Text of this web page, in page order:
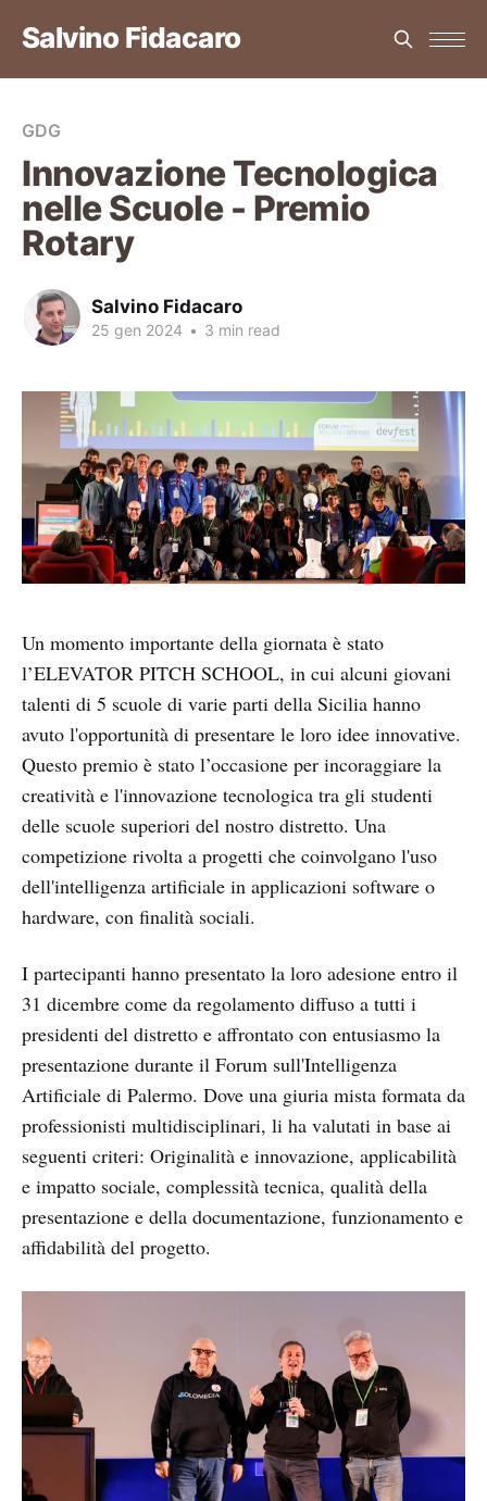
Salvino Fidacaro
GDG
Innovazione Tecnologica
nelle Scuole - Premio
Rotary
Salvino Fidacaro
25 gen 2024 • 3 min read
Un momento importante della giornata è stato
l’ELEVATOR PITCH SCHOOL, in cui alcuni giovani
talenti di 5 scuole di varie parti della Sicilia hanno
avuto l'opportunità di presentare le loro idee innovative.
Questo premio è stato l’occasione per incoraggiare la
creatività e l'innovazione tecnologica tra gli studenti
delle scuole superiori del nostro distretto. Una
competizione rivolta a progetti che coinvolgano l'uso
dell'intelligenza artificiale in applicazioni software o
hardware, con finalità sociali.
I partecipanti hanno presentato la loro adesione entro il
31 dicembre come da regolamento diffuso a tutti i
presidenti del distretto e affrontato con entusiasmo la
presentazione durante il Forum sull'Intelligenza
Artificiale di Palermo. Dove una giuria mista formata da
professionisti multidisciplinari, li ha valutati in base ai
seguenti criteri: Originalità e innovazione, applicabilità
e impatto sociale, complessità tecnica, qualità della
presentazione e della documentazione, funzionamento e
affidabilità del progetto.